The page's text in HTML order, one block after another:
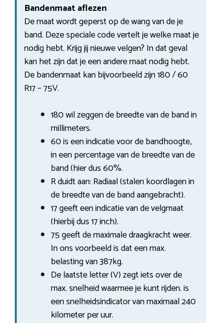
Bandenmaat aflezen
De maat wordt geperst op de wang van de je
band. Deze speciale code vertelt je welke maat je
nodig hebt. Krijg jij nieuwe velgen? In dat geval
kan het zijn dat je een andere maat nodig hebt.
De bandenmaat kan bijvoorbeeld zijn 180 / 60
R17 – 75V.
180 wil zeggen de breedte van de band in
millimeters.
60 is een indicatie voor de bandhoogte,
in een percentage van de breedte van de
band (hier dus 60%.
R duidt aan: Radiaal (stalen koordlagen in
de breedte van de band aangebracht).
17 geeft een indicatie van de velgmaat
(hierbij dus 17 inch).
75 geeft de maximale draagkracht weer.
In ons voorbeeld is dat een max.
belasting van 387kg.
De laatste letter (V) zegt iets over de
max. snelheid waarmee je kunt rijden. is
een snelheidsindicator van maximaal 240
kilometer per uur.